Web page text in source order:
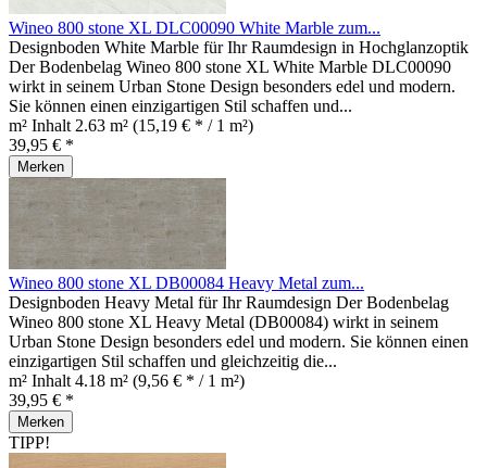
Wineo 800 stone XL DLC00090 White Marble zum...
Designboden White Marble für Ihr Raumdesign in Hochglanzoptik
Der Bodenbelag Wineo 800 stone XL White Marble DLC00090
wirkt in seinem Urban Stone Design besonders edel und modern.
Sie können einen einzigartigen Stil schaffen und...
m² Inhalt 2.63 m² (15,19 € * / 1 m²)
39,95 € *
Merken
Wineo 800 stone XL DB00084 Heavy Metal zum...
Designboden Heavy Metal für Ihr Raumdesign Der Bodenbelag
Wineo 800 stone XL Heavy Metal (DB00084) wirkt in seinem
Urban Stone Design besonders edel und modern. Sie können einen
einzigartigen Stil schaffen und gleichzeitig die...
m² Inhalt 4.18 m² (9,56 € * / 1 m²)
39,95 € *
Merken
TIPP!